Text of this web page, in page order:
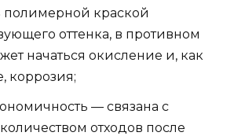
полимерной краской
оттенка, в противном
начаться окисление и, как
коррозия;
— связана с
отходов после